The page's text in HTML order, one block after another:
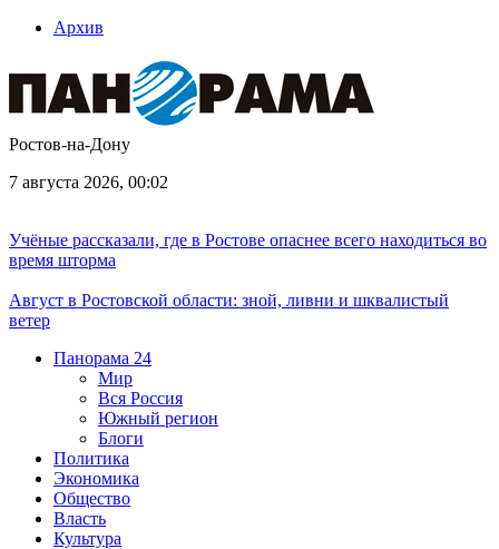
Архив
Ростов-на-Дону
7 августа 2026, 00:02
Учёные рассказали, где в Ростове опаснее всего находиться во
время шторма
Август в Ростовской области: зной, ливни и шквалистый
ветер
Панорама 24
Мир
Вся Россия
Южный регион
Блоги
Политика
Экономика
Общество
Власть
Культура